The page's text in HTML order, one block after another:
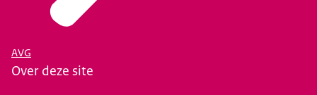
AVG
Over deze site